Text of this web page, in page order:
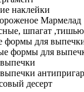
наклейки
Мармелад
шпагат ,тишью
формы для
формы для
десерт